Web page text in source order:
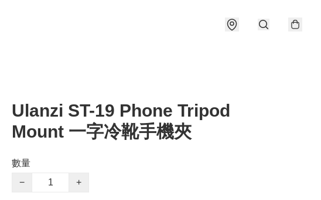
Ulanzi ST-19 Phone Tripod
Mount 一字冷靴手機夾
數量
−
+